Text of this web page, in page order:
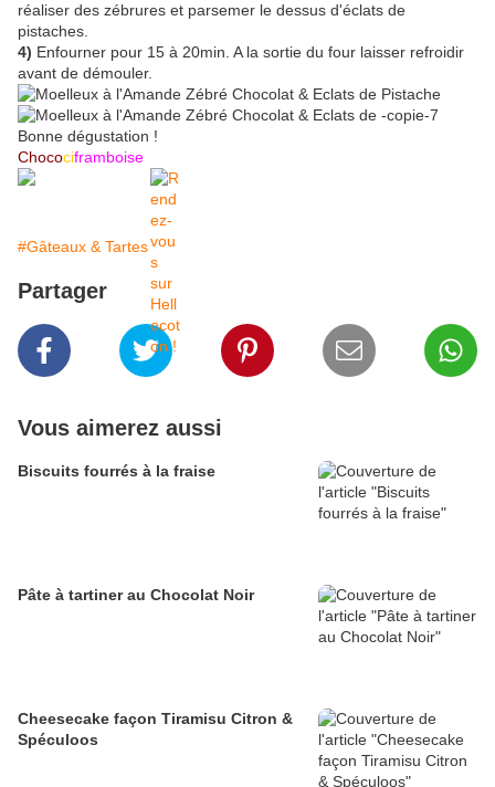
réaliser des zébrures et parsemer le dessus d'éclats de
pistaches.
4) Enfourner pour 15 à 20min. A la sortie du four laisser refroidir
avant de démouler.
Bonne dégustation !
Chocociframboise
#Gâteaux & Tartes
Partager
Vous aimerez aussi
Biscuits fourrés à la fraise
Pâte à tartiner au Chocolat Noir
Cheesecake façon Tiramisu Citron &
Spéculoos